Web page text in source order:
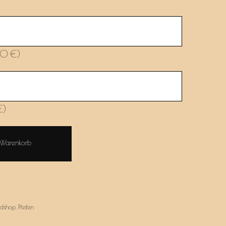
€)
, Pfeifen